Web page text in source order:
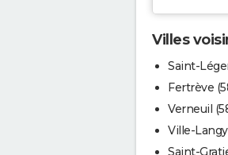
Villes
Saint-
Fertrève
Verneuil
Ville-
Saint-